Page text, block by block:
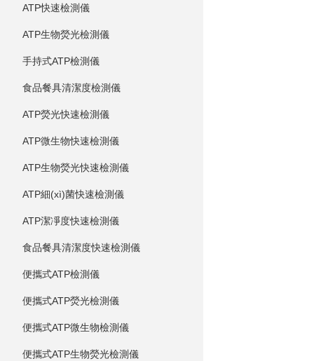
ATP快速檢測儀
ATP生物熒光檢測儀
手持式ATP檢測儀
食品餐具清潔度檢測儀
ATP熒光快速檢測儀
ATP微生物快速檢測儀
ATP生物熒光快速檢測儀
ATP細(xì)菌快速檢測儀
ATP潔凈度快速檢測儀
食品餐具清潔度快速檢測儀
便攜式ATP檢測儀
便攜式ATP熒光檢測儀
便攜式ATP微生物檢測儀
便攜式ATP生物熒光檢測儀